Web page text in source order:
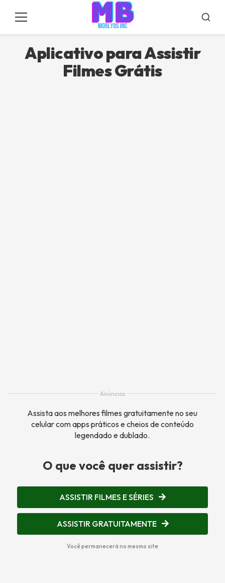
paraMenu
Aplicativo para Assistir
Filmes Grátis
Anúncios
Assista aos melhores filmes gratuitamente no seu
celular com apps práticos e cheios de conteúdo
legendado e dublado.
O que você quer assistir?
ASSISTIR FILMES E SÉRIES
ASSISTIR GRATUITAMENTE
Você permanecerá no mesmo site